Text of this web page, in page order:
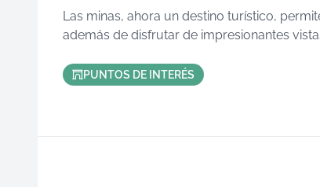
Las minas, ahora un destino turístico,
además de disfrutar de impresionantes
PUNTOS DE INTERÉS